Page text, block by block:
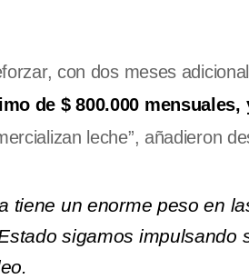
con dos meses
de $ 800.000 mensuales,
leche”, añadieron
tiene un enorme peso en
sigamos impulsando